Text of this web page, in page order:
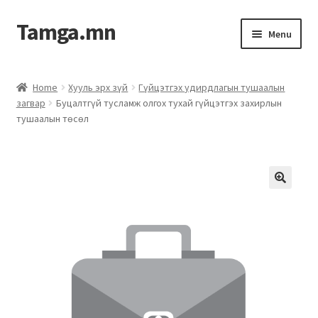
Tamga.mn Menu
ХАБЭА-н багц
Компанийн удирдлагын бичиг баримт
Home Хууль эрх зүй
Гүйцэтгэх удирдлагын тушаалын
загвар
Буцалтгүй тусламж олгох тухай гүйцэтгэх захирлын
тушаалын төсөл